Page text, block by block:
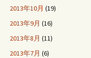
2013年10月 (19)
2013年9月 (16)
2013年8月 (11)
2013年7月 (6)